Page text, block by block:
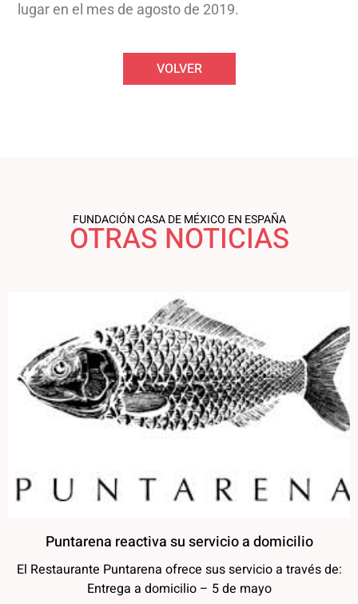
lugar en el mes de agosto de 2019.
VOLVER
FUNDACIÓN CASA DE MÉXICO EN ESPAÑA
OTRAS NOTICIAS
Puntarena reactiva su servicio a domicilio
El Restaurante Puntarena ofrece sus servicio a través de:
Entrega a domicilio – 5 de mayo